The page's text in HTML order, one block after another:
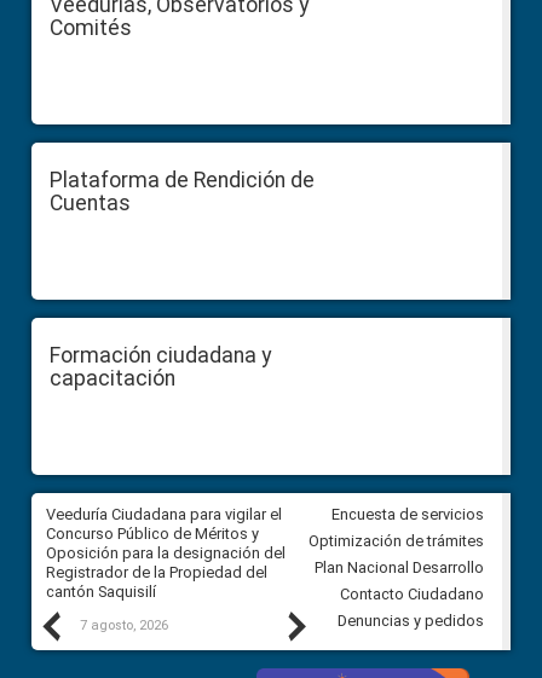
Comités
Plataforma de Rendición de
Cuentas
Formación ciudadana y
capacitación
Previous
Veeduría Ciudadana para vigilar el
Concurso Público de Méritos y
Oposición para la designación del
Registrador de la Propiedad del
cantón Saquisilí
7 agosto, 2026
Veeduría Ciudadana para
construcción del asfaltado de
diferentes barrios del sector
Ballenita del cantón Santa
7 agosto, 2026
Next
Encuesta de servicios
Optimización de trámites
Plan Nacional Desarrollo
Contacto Ciudadano
Denuncias y pedidos